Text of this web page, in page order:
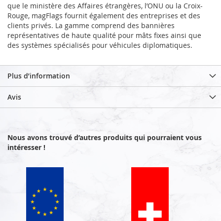
que le ministère des Affaires étrangères, l’ONU ou la Croix-
Rouge, magFlags fournit également des entreprises et des
clients privés. La gamme comprend des bannières
représentatives de haute qualité pour mâts fixes ainsi que
des systèmes spécialisés pour véhicules diplomatiques.
Plus d’information
Avis
Nous avons trouvé d’autres produits qui pourraient vous
intéresser !